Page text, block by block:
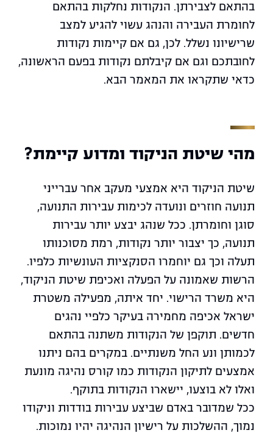
בהתאם לצבירתן. הנקודות נחלקות בהתאם
לחומרת העבירה והנהג עשוי להגיע למצב
שרישיונו נשלל. לכן, גם אם קיימות נקודות
לחובתכם וגם אם קיבלתם נקודות בפעם הראשונה,
כדאי שתקראו את המאמר הבא.
מהי שיטת הניקוד ומדוע קיימת?
שיטת הניקוד היא אמצעי מעקב אחר עברייני
תנועה חוזרים ונועדה לכימות עבירות התנועה,
סוגן וחומרתן. ככל שנהג יבצע יותר עבירות
תנועה, כך יצבור יותר נקודות, רמת מסוכנותו
תעלה וכך גם יוחמרו הסנקציות העונשיות כלפיו.
הרשות שאמונה על הפעלה ואכיפת שיטת הניקוד,
היא משרד הרישוי. יחד איתה, מפעילה משטרת
ישראל אכיפה מחמירה בעיקר כלפיי נהגים
חדשים. תוקפן של הנקודות משתנה בהתאם
לכמותן ונע החל משנתיים. במקרים בהם ניתנו
אמצעים לתיקון הנקודות כמו קורס נהיגה מונעת
ואלו לא בוצעו, יישארו הנקודות בתוקף.
ככל שמדובר באדם שביצע עבירות בודדות וניקודו
נמוך, ההשלכות על רישיון הנהיגה יהיו נמוכות.